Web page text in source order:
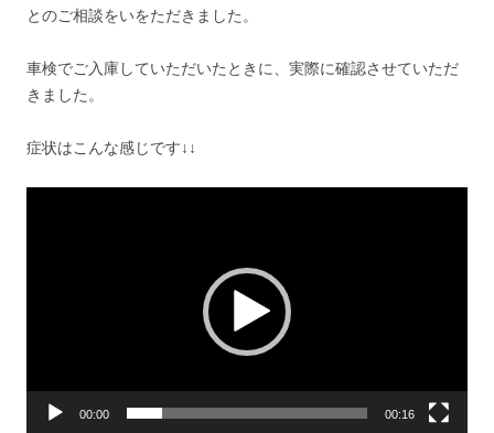
とのご相談をいをただきました。
車検でご入庫していただいたときに、実際に確認させていただ
きました。
症状はこんな感じです↓↓
00:00 00:16